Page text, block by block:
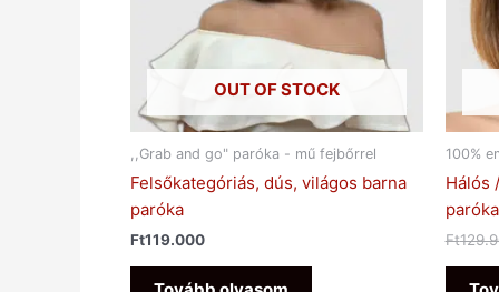
OUT OF STOCK
,,Grab and go" paróka - mű fejbőrrel
Felsőkategóriás, dús, világos barna
paróka
Ft119.000
100%
Hálós
Ft